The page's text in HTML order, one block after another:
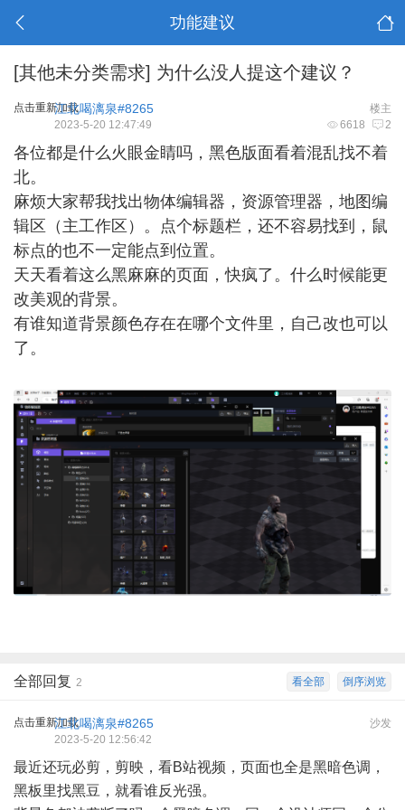
功能建议
[其他未分类需求] 为什么没人提这个建议？
点击重新加载 楼主
江北喝漓泉#8265
6618 2
2023-5-20 12:47:49
各位都是什么火眼金睛吗，黑色版面看着混乱找不着
北。
麻烦大家帮我找出物体编辑器，资源管理器，地图编
辑区（主工作区）。点个标题栏，还不容易找到，鼠
标点的也不一定能点到位置。
天天看着这么黑麻麻的页面，快疯了。什么时候能更
改美观的背景。
有谁知道背景颜色存在在哪个文件里，自己改也可以
了。
倒序浏览
看全部
全部回复 2
点击重新加载 沙发
江北喝漓泉#8265
2023-5-20 12:56:42
最近还玩必剪，剪映，看B站视频，页面也全是黑暗色调，
黑板里找黑豆，就看谁反光强。